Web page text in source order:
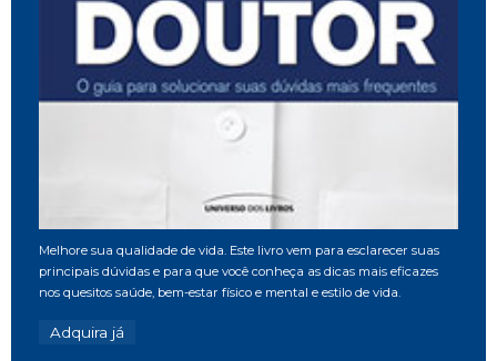
Melhore sua qualidade de vida. Este livro vem para esclarecer suas
principais dúvidas e para que você conheça as dicas mais eficazes
nos quesitos saúde, bem-estar físico e mental e estilo de vida.
Adquira já